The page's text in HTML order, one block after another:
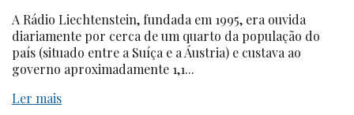
A Rádio Liechtenstein, fundada em 1995, era ouvida
diariamente por cerca de um quarto da população do
país (situado entre a Suíça e a Áustria) e custava ao
governo aproximadamente 1,1...
Ler mais